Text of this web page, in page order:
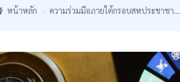
หน้าหลัก > ความร่วมมือภายใต้กรอบสหประชาชา...